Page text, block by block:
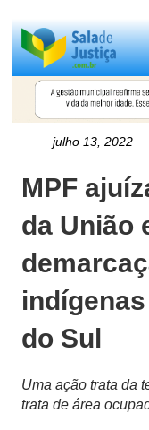
julho 13, 2022
MPF
da União
do Sul
Uma ação trata da
trata de área